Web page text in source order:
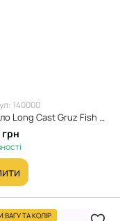
140000
Грузило Long Cast Gruz Fish Dnipro чорний 60 г
грн
ВАГУ ТА КОЛІР